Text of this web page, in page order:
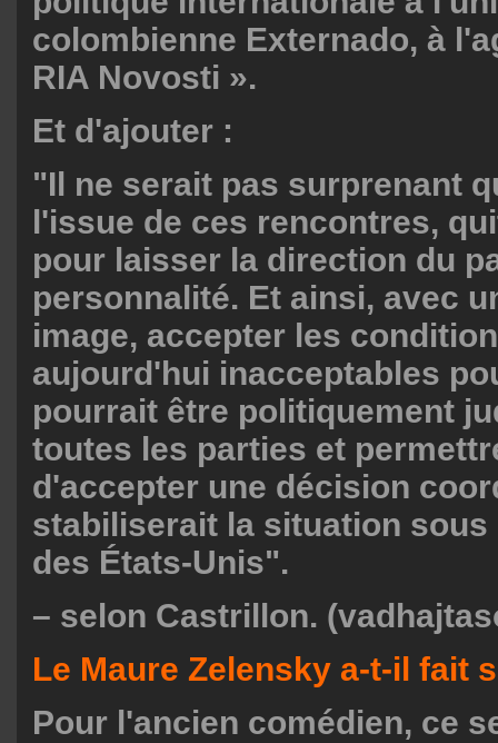
colombienne Externado, à
RIA Novosti ».
Et d'ajouter :
"Il ne serait pas surprenant
l'issue de ces rencontres,
pour laisser la direction du
personnalité. Et ainsi, avec
image, accepter les
aujourd'hui inacceptables
pourrait être politiquement
toutes les parties et
d'accepter une décision
stabiliserait la situation sous
des États-Unis".
– selon Castrillon.
Le Maure Zelensky a-t-il fait
Pour l'ancien comédien, ce